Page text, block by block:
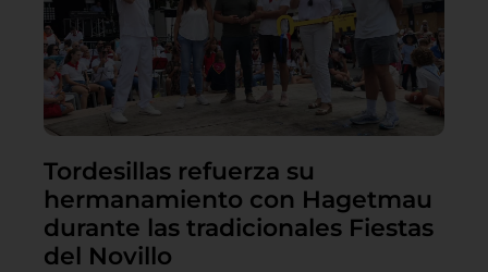
Tordesillas refuerza su
hermanamiento con Hagetmau
durante las tradicionales Fiestas
del Novillo